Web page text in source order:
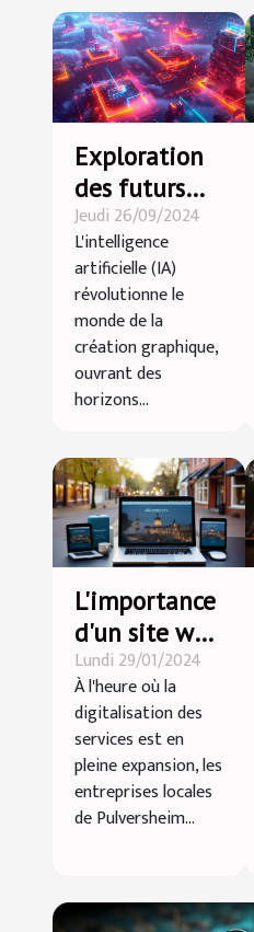
Exploration
des futurs
potentiels de
l'IA dans la
création
graphique
Jeudi 26/09/2024
L'intelligence
artificielle (IA)
révolutionne le
monde de la
création graphique,
ouvrant des
horizons...
L'importance
d'un site web
responsive
pour les
entreprises
locales de
Pulversheim
Lundi 29/01/2024
À l'heure où la
digitalisation des
services est en
pleine expansion, les
entreprises locales
de Pulversheim...